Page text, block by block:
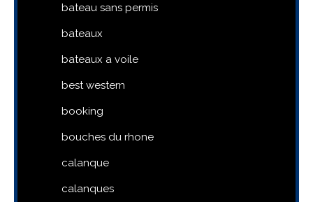
bateau sans permis
bateaux
bateaux a voile
best western
booking
bouches du rhone
calanque
calanques